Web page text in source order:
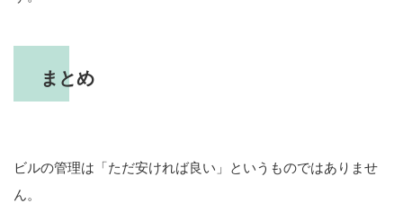
まとめ
ビルの管理は「ただ安ければ良い」というものではありませ
ん。